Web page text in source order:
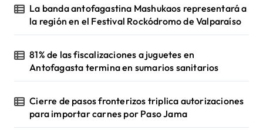
La banda antofagastina Mashukaos representará a
la región en el Festival Rockódromo de Valparaíso
81% de las fiscalizaciones a juguetes en
Antofagasta termina en sumarios sanitarios
Cierre de pasos fronterizos triplica autorizaciones
para importar carnes por Paso Jama